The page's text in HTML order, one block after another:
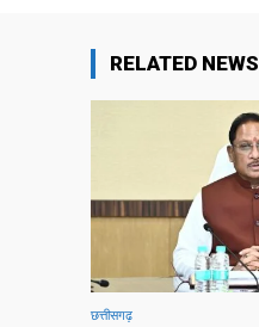
RELATED NEWS
छत्तीसगढ़